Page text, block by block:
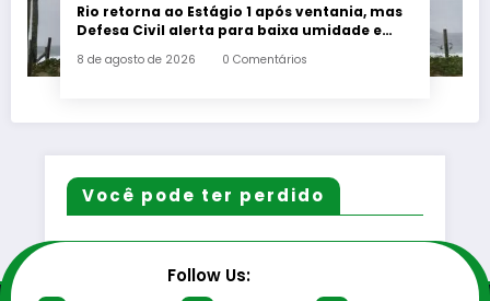
Rio retorna ao Estágio 1 após ventania, mas
Defesa Civil alerta para baixa umidade e
8 de agosto de 2026 0 Comentários
Você pode ter perdido
Follow Us: